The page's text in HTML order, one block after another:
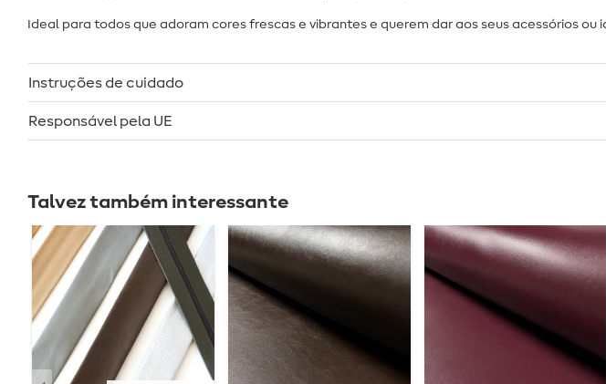
Ideal para todos que adoram cores frescas e vibrantes e querem dar aos seus acessórios
Instruções de cuidado
Responsável pela UE
Talvez também interessante